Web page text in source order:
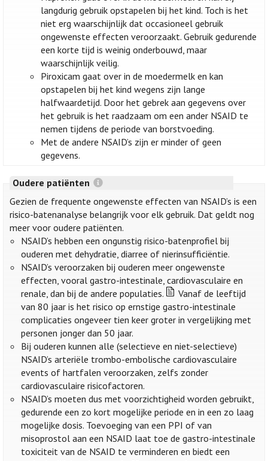
langdurig gebruik opstapelen bij het kind. Toch is het
niet erg waarschijnlijk dat occasioneel gebruik
ongewenste effecten veroorzaakt. Gebruik gedurende
een korte tijd is weinig onderbouwd, maar
waarschijnlijk veilig.
Piroxicam gaat over in de moedermelk en kan
opstapelen bij het kind wegens zijn lange
halfwaardetijd. Door het gebrek aan gegevens over
het gebruik is het raadzaam om een ander NSAID te
nemen tijdens de periode van borstvoeding.
Met de andere NSAID’s zijn er minder of geen
gegevens.
Oudere patiënten
Gezien de frequente ongewenste effecten van NSAID’s is een
risico-batenanalyse belangrijk voor elk gebruik. Dat geldt nog
meer voor oudere patiënten.
NSAID’s hebben een ongunstig risico-batenprofiel bij
ouderen met dehydratie, diarree of nierinsufficiëntie.
NSAID’s veroorzaken bij ouderen meer ongewenste
effecten, vooral gastro-intestinale, cardiovasculaire en
renale, dan bij de andere populaties.
Vanaf de leeftijd
van 80 jaar is het risico op ernstige gastro-intestinale
complicaties ongeveer tien keer groter in vergelijking met
personen jonger dan 50 jaar.
Bij ouderen kunnen alle (selectieve en niet-selectieve)
NSAID’s arteriële trombo-embolische cardiovasculaire
events of hartfalen veroorzaken, zelfs zonder
cardiovasculaire risicofactoren.
NSAID’s moeten dus met voorzichtigheid worden gebruikt,
gedurende een zo kort mogelijke periode en in een zo laag
mogelijke dosis. Toevoeging van een PPI of van
misoprostol aan een NSAID laat toe de gastro-intestinale
toxiciteit van de NSAID te verminderen en biedt een